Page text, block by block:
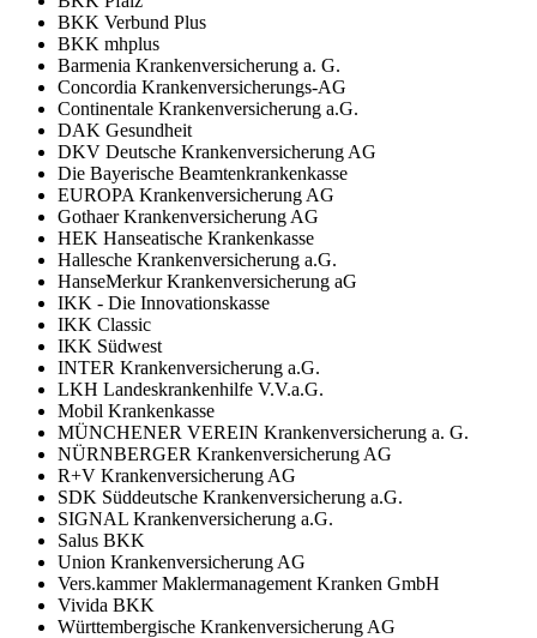
BKK Verbund Plus
BKK mhplus
Barmenia Krankenversicherung a. G.
Concordia Krankenversicherungs-AG
Continentale Krankenversicherung a.G.
DAK Gesundheit
DKV Deutsche Krankenversicherung AG
Die Bayerische Beamtenkrankenkasse
EUROPA Krankenversicherung AG
Gothaer Krankenversicherung AG
HEK Hanseatische Krankenkasse
Hallesche Krankenversicherung a.G.
HanseMerkur Krankenversicherung aG
IKK - Die Innovationskasse
IKK Classic
IKK Südwest
INTER Krankenversicherung a.G.
LKH Landeskrankenhilfe V.V.a.G.
Mobil Krankenkasse
MÜNCHENER VEREIN Krankenversicherung a. G.
NÜRNBERGER Krankenversicherung AG
R+V Krankenversicherung AG
SDK Süddeutsche Krankenversicherung a.G.
SIGNAL Krankenversicherung a.G.
Salus BKK
Union Krankenversicherung AG
Vers.kammer Maklermanagement Kranken GmbH
Vivida BKK
Württembergische Krankenversicherung AG